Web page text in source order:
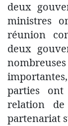
deux
ministres
réunion
deux
parties
relation
partenariat